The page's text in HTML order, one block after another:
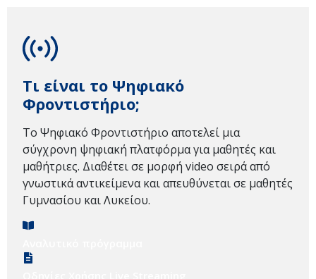
Τι είναι το Ψηφιακό
Φροντιστήριο;
Το Ψηφιακό Φροντιστήριο αποτελεί μια
σύγχρονη ψηφιακή πλατφόρμα για μαθητές και
μαθήτριες. Διαθέτει σε μορφή video σειρά από
γνωστικά αντικείμενα και απευθύνεται σε μαθητές
Γυμνασίου και Λυκείου.